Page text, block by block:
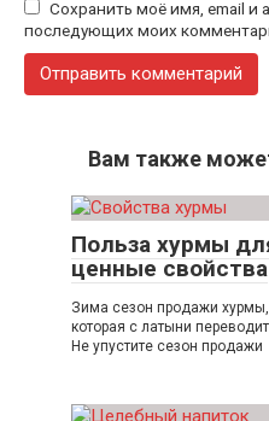
Сохранить моё имя, email и
последующих моих
Вам также
Польза хурмы
ценные свойства
Зима сезон продажи
которая с латыни
Не упустите сезон продажи